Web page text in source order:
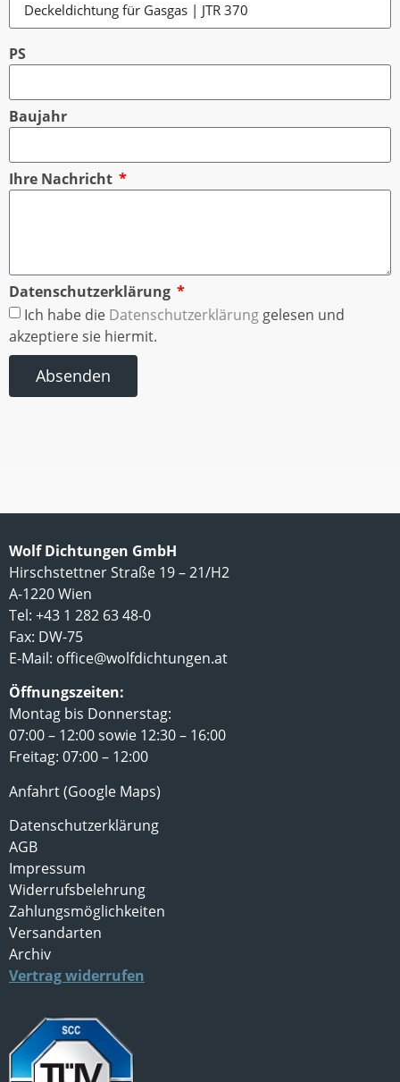
PS
Baujahr
Ihre Nachricht
Datenschutzerklärung
Ich habe die Datenschutzerklärung gelesen und
akzeptiere sie hiermit.
Absenden
Wolf Dichtungen GmbH
Hirschstettner Straße 19 – 21/H2
A-1220 Wien
Tel: +43 1 282 63 48-0
Fax: DW-75
E-Mail: office@wolfdichtungen.at
Öffnungszeiten:
Montag bis Donnerstag:
07:00 – 12:00 sowie 12:30 – 16:00
Freitag: 07:00 – 12:00
Anfahrt (Google Maps)
Datenschutzerklärung
AGB
Impressum
Widerrufsbelehrung
Zahlungsmöglichkeiten
Versandarten
Archiv
Vertrag widerrufen